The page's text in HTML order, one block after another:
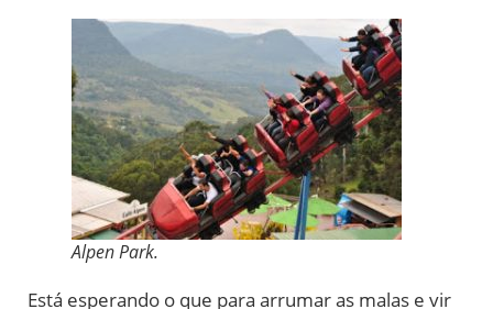
Alpen Park.
Está esperando o que para arrumar as malas e vir